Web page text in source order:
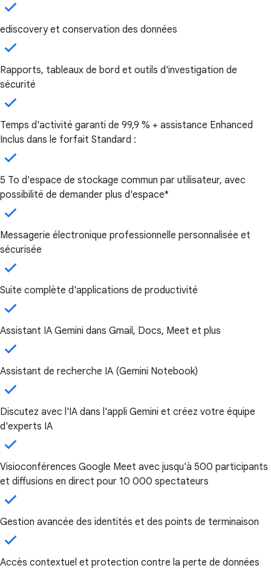
ediscovery et conservation des données
Rapports, tableaux de bord et outils d'investigation de
sécurité
Temps d'activité garanti de 99,9 % + assistance Enhanced
Inclus dans le forfait Standard :
5 To d'espace de stockage commun par utilisateur, avec
possibilité de demander plus d'espace*
Messagerie électronique professionnelle personnalisée et
sécurisée
Suite complète d'applications de productivité
Assistant IA Gemini dans Gmail, Docs, Meet et plus
Assistant de recherche IA (Gemini Notebook)
Discutez avec l'IA dans l'appli Gemini et créez votre équipe
d'experts IA
Visioconférences Google Meet avec jusqu'à 500 participants
et diffusions en direct pour 10 000 spectateurs
Gestion avancée des identités et des points de terminaison
Accès contextuel et protection contre la perte de données